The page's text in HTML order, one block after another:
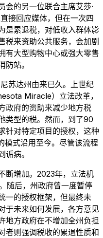
会的另一位联合主席艾莎·
接回应媒体，但在一次四
是累退税，对低收入群体影
税来资助公共服务，会加剧
有大型购物中心或强大零售
站。
苏达州由来已久。上世纪
Miracle）立法改革，
政府的资助来减少地方税
类型的税。然而，到了90
针对特定项目的授权，这种
模式沿用至今。尽管该流程
病。
断增加。2023年，立法机
随后，州政府曾一度暂停
一的授权框架，但最终未
于未来如何发展，各方意见
地方政府在不增加全州负担
者则强调税收的累退性质和